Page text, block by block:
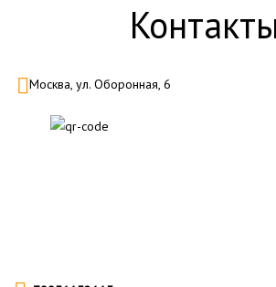
Москва, ул. Оборонная, 6